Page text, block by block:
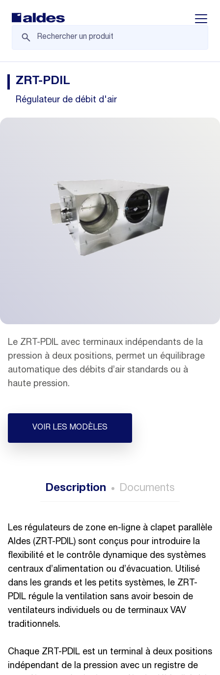
ZRT-PDIL
Régulateur de débit d'air
Le ZRT-PDIL avec terminaux indépendants de la
pression à deux positions, permet un équilibrage
automatique des débits d’air standards ou à
haute pression.
VOIR LES MODÈLES
Description Documents
Les régulateurs de zone en-ligne à clapet parallèle
Aldes (ZRT-PDIL) sont conçus pour introduire la
flexibilité et le contrôle dynamique des systèmes
centraux d’alimentation ou d’évacuation. Utilisé
dans les grands et les petits systèmes, le ZRT-
PDIL régule la ventilation sans avoir besoin de
ventilateurs individuels ou de terminaux VAV
traditionnels.
Chaque ZRT-PDIL est un terminal à deux positions
indépendant de la pression avec un registre de